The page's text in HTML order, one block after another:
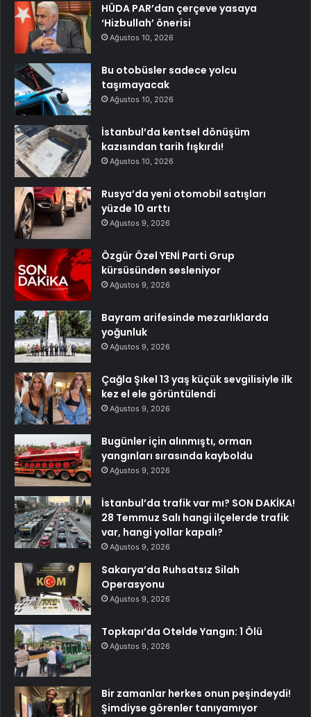
HÜDA PAR’dan çerçeve yasaya
‘Hizbullah’ önerisi
Ağustos 10, 2026
Bu otobüsler sadece yolcu
taşımayacak
Ağustos 10, 2026
İstanbul’da kentsel dönüşüm
kazısından tarih fışkırdı!
Ağustos 10, 2026
Rusya’da yeni otomobil satışları
yüzde 10 arttı
Ağustos 9, 2026
Özgür Özel YENİ Parti Grup
kürsüsünden sesleniyor
Ağustos 9, 2026
Bayram arifesinde mezarlıklarda
yoğunluk
Ağustos 9, 2026
Çağla Şıkel 13 yaş küçük sevgilisiyle ilk
kez el ele görüntülendi
Ağustos 9, 2026
Bugünler için alınmıştı, orman
yangınları sırasında kayboldu
Ağustos 9, 2026
İstanbul’da trafik var mı? SON DAKİKA!
28 Temmuz Salı hangi ilçelerde trafik
var, hangi yollar kapalı?
Ağustos 9, 2026
Sakarya’da Ruhsatsız Silah
Operasyonu
Ağustos 9, 2026
Topkapı’da Otelde Yangın: 1 Ölü
Ağustos 9, 2026
Bir zamanlar herkes onun peşindeydi!
Şimdiyse görenler tanıyamıyor